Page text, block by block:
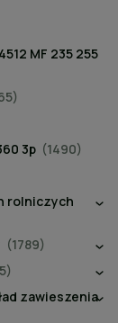
MF 235 255
3p (1490)
rolniczych
(1789)
zawieszenia